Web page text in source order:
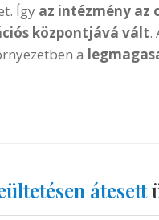
Így az intézmény az
központjává vált.
a
átesett